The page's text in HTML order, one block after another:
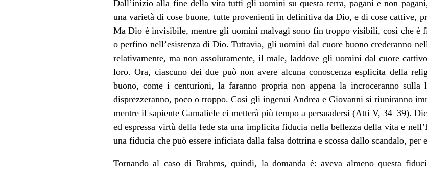
Dall’inizio alla fine della vita tutti gli uomini su questa terra, pagani e non
una varietà di cose buone, tutte provenienti in definitiva da Dio, e di cose cattive,
Ma Dio è invisibile, mentre gli uomini malvagi sono fin troppo visibili, così che è
o perfino nell’esistenza di Dio. Tuttavia, gli uomini dal cuore buono crederanno
relativamente, ma non assolutamente, il male, laddove gli uomini dal cuore
loro. Ora, ciascuno dei due può non avere alcuna conoscenza esplicita della
buono, come i centurioni, la faranno propria non appena la incroceranno
disprezzeranno, poco o troppo. Così gli ingenui Andrea e Giovanni si riuniranno
mentre il sapiente Gamaliele ci metterà più tempo a persuadersi (Atti V, 34–39).
ed espressa virtù della fede sta una implicita fiducia nella bellezza della vita e
una fiducia che può essere inficiata dalla falsa dottrina e scossa dallo scandalo, per
Tornando al caso di Brahms, quindi, la domanda è: aveva almeno questa